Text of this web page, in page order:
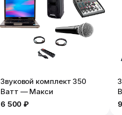
Звуковой комплект 350
Ватт — Макси
6 500 ₽